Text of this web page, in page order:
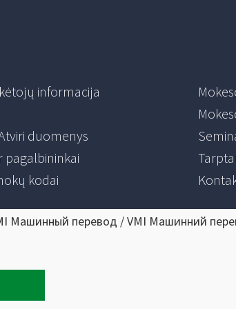
informacija
duomenys
pagalbininkai
kodai
Машинный перевод / VMI Машинний